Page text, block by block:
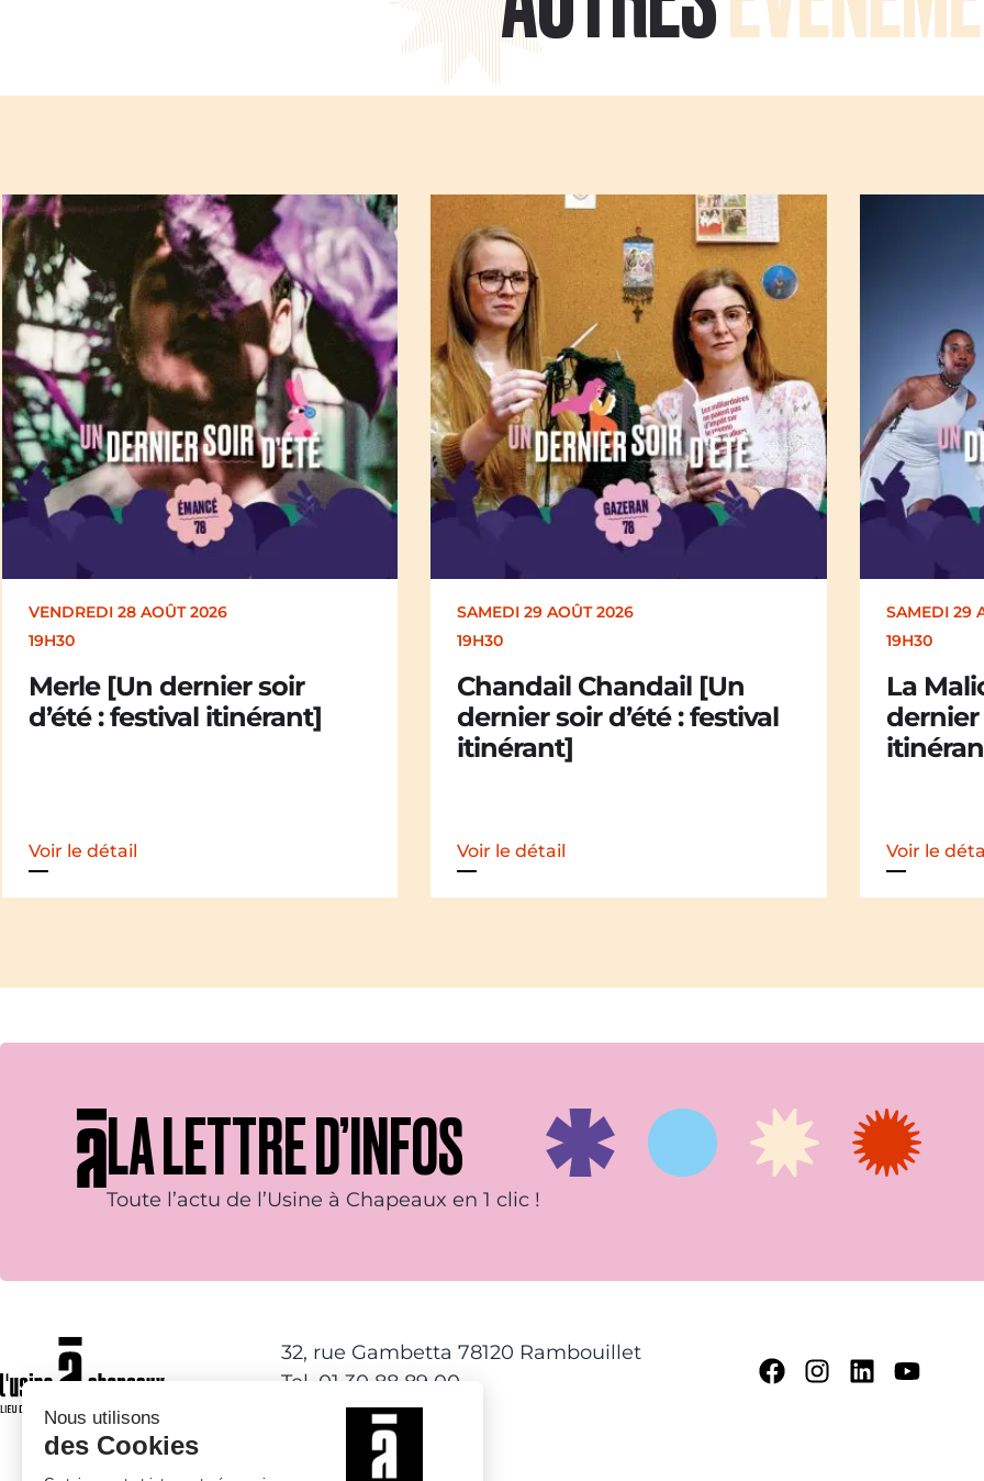
VENDREDI 28 AOÛT 2026
19H30
Merle [Un dernier soir
d’été : festival itinérant]
Voir le détail
SAMEDI 29 AOÛT 2026
19H30
Chandail Chandail [Un
dernier soir d’été : festival
itinérant]
Voir le détail
SAMEDI 29
19H30
La
dernier
Voir le
LA LETTRE D’INFOS
Toute l’actu de l’Usine à Chapeaux en 1 clic !
32, rue Gambetta 78120 Rambouillet
Tel. 01 30 88 89 00